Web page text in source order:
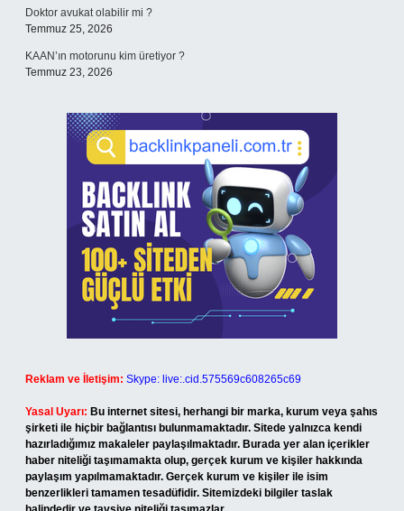
Doktor avukat olabilir mi ?
Temmuz 25, 2026
KAAN’ın motorunu kim üretiyor ?
Temmuz 23, 2026
Reklam ve İletişim: Skype: live:.cid.575569c608265c69
Yasal Uyarı: Bu internet sitesi, herhangi bir marka, kurum veya şahıs
şirketi ile hiçbir bağlantısı bulunmamaktadır. Sitede yalnızca kendi
hazırladığımız makaleler paylaşılmaktadır. Burada yer alan içerikler
haber niteliği taşımamakta olup, gerçek kurum ve kişiler hakkında
paylaşım yapılmamaktadır. Gerçek kurum ve kişiler ile isim
benzerlikleri tamamen tesadüfidir. Sitemizdeki bilgiler taslak